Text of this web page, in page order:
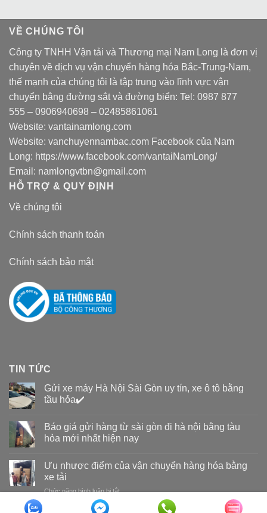
VỀ CHÚNG TÔI
Công ty TNHH Vận tải và Thương mại Nam Long là đơn vị
chuyên về dịch vụ vận chuyển hàng hóa Bắc-Trung-Nam,
thế mạnh của chúng tôi là tập trung vào lĩnh vực vận
chuyển bằng đường sắt và đường biển: Tel: 0987 877
555 – 0906940698 – 02485861061
Website: vantainamlong.com
Website: vanchuyennambac.com Facebook của Nam
Long: https://www.facebook.com/vantaiNamLong/
Email: namlongvtbn@gmail.com
HỖ TRỢ & QUY ĐỊNH
Về chúng tôi
Chính sách thanh toán
Chính sách bảo mật
TIN TỨC
Gửi xe máy Hà Nội Sài Gòn uy tín, xe ô tô bằng
tầu hỏa✔️
Báo giá gửi hàng từ sài gòn đi hà nội bằng tàu
hỏa mới nhất hiện nay
Ưu nhược điểm của vận chuyển hàng hóa bằng
xe tải
Chức năng bình luận bị tắtở